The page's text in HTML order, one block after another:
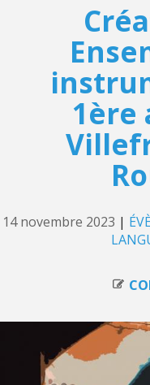
1ère
14 novembre 2023 |